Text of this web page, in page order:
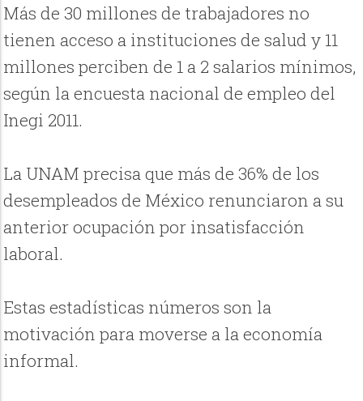
Más de 30 millones de trabajadores no
tienen acceso a instituciones de salud y 11
millones perciben de 1 a 2 salarios mínimos,
según la encuesta nacional de empleo del
Inegi 2011.
La UNAM precisa que más de 36% de los
desempleados de México renunciaron a su
anterior ocupación por insatisfacción
laboral.
Estas estadísticas números son la
motivación para moverse a la economía
informal.